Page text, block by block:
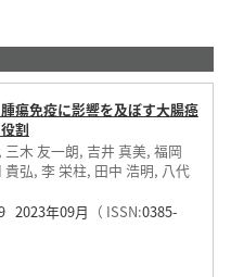
瘍免疫に影響を及ぼす大腸癌
割
木 友一朗, 吉井 真美, 福岡
弘, 李 栄柱, 田中 浩明, 八代
2023年09月 （ ISSN:0385-